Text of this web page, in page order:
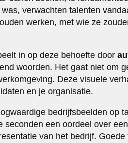
verwachten talenten
werken, met wie ze
in op deze behoefte door
woorden. Het gaat niet om
Deze visuele
en je organisatie.
bedrijfsbeelden op
seconden een oordeel over
van het bedrijf.